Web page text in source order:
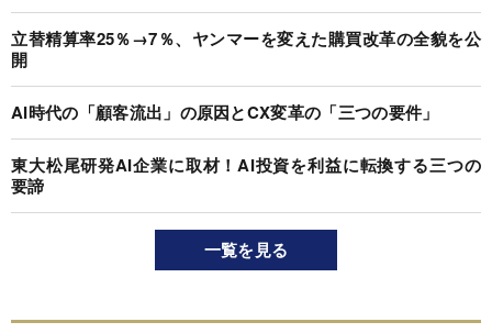
立替精算率25％→7％、ヤンマーを変えた購買改革の全貌を公
開
AI時代の「顧客流出」の原因とCX変革の「三つの要件」
東大松尾研発AI企業に取材！AI投資を利益に転換する三つの
要諦
一覧を見る